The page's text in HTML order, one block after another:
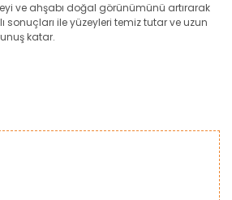
ve ahşabı doğal görünümünü artırarak
sonuçları ile yüzeyleri temiz tutar ve uzun
katar.
ilk yorumu siz yapın!